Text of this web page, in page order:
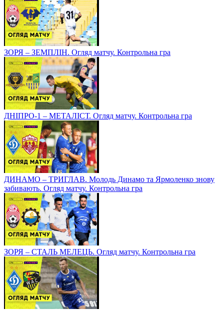
ЗОРЯ – ЗЕМПЛІН. Огляд матчу. Контрольна гра
ДНІПРО-1 – МЕТАЛІСТ. Огляд матчу. Контрольна гра
ДИНАМО – ТРИГЛАВ. Молодь Динамо та Ярмоленко знову
забивають. Огляд матчу. Контрольна гра
ЗОРЯ – СТАЛЬ МЕЛЕЦЬ. Огляд матчу. Контрольна гра